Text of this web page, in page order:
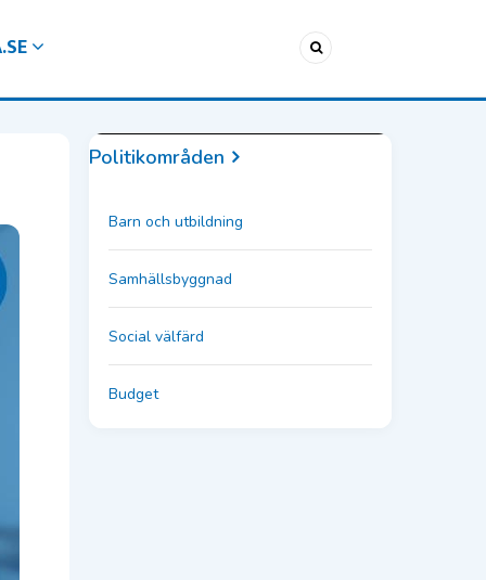
Politikområden
Barn och utbildning
Samhällsbyggnad
Social välfärd
Budget